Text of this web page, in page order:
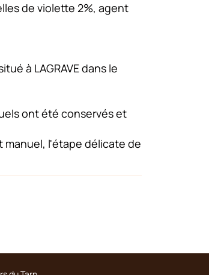
de violette 2%, agent
à LAGRAVE dans le
ont été conservés et
manuel, l'étape délicate de